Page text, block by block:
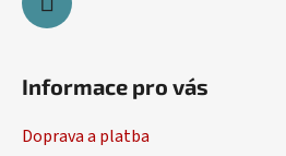
Informace pro vás
Doprava a platba